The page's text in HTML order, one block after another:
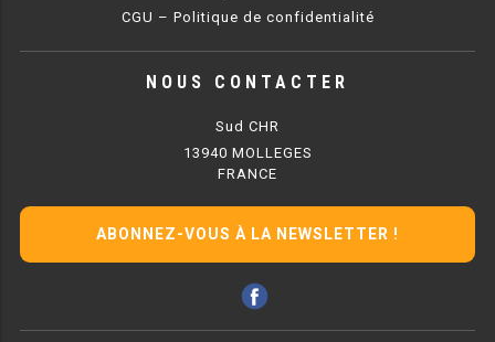
RÉFRIGÉRATEUR VITRÉ
RÉFRIGÉRATEUR POISSON
CONGÉLATEURS HORIZONTAUX
CGU – Politique de confidentialité
NOUS CONTACTER
Sud CHR
13940 MOLLEGES
FRANCE
ABONNEZ-VOUS À LA NEWSLETTER !